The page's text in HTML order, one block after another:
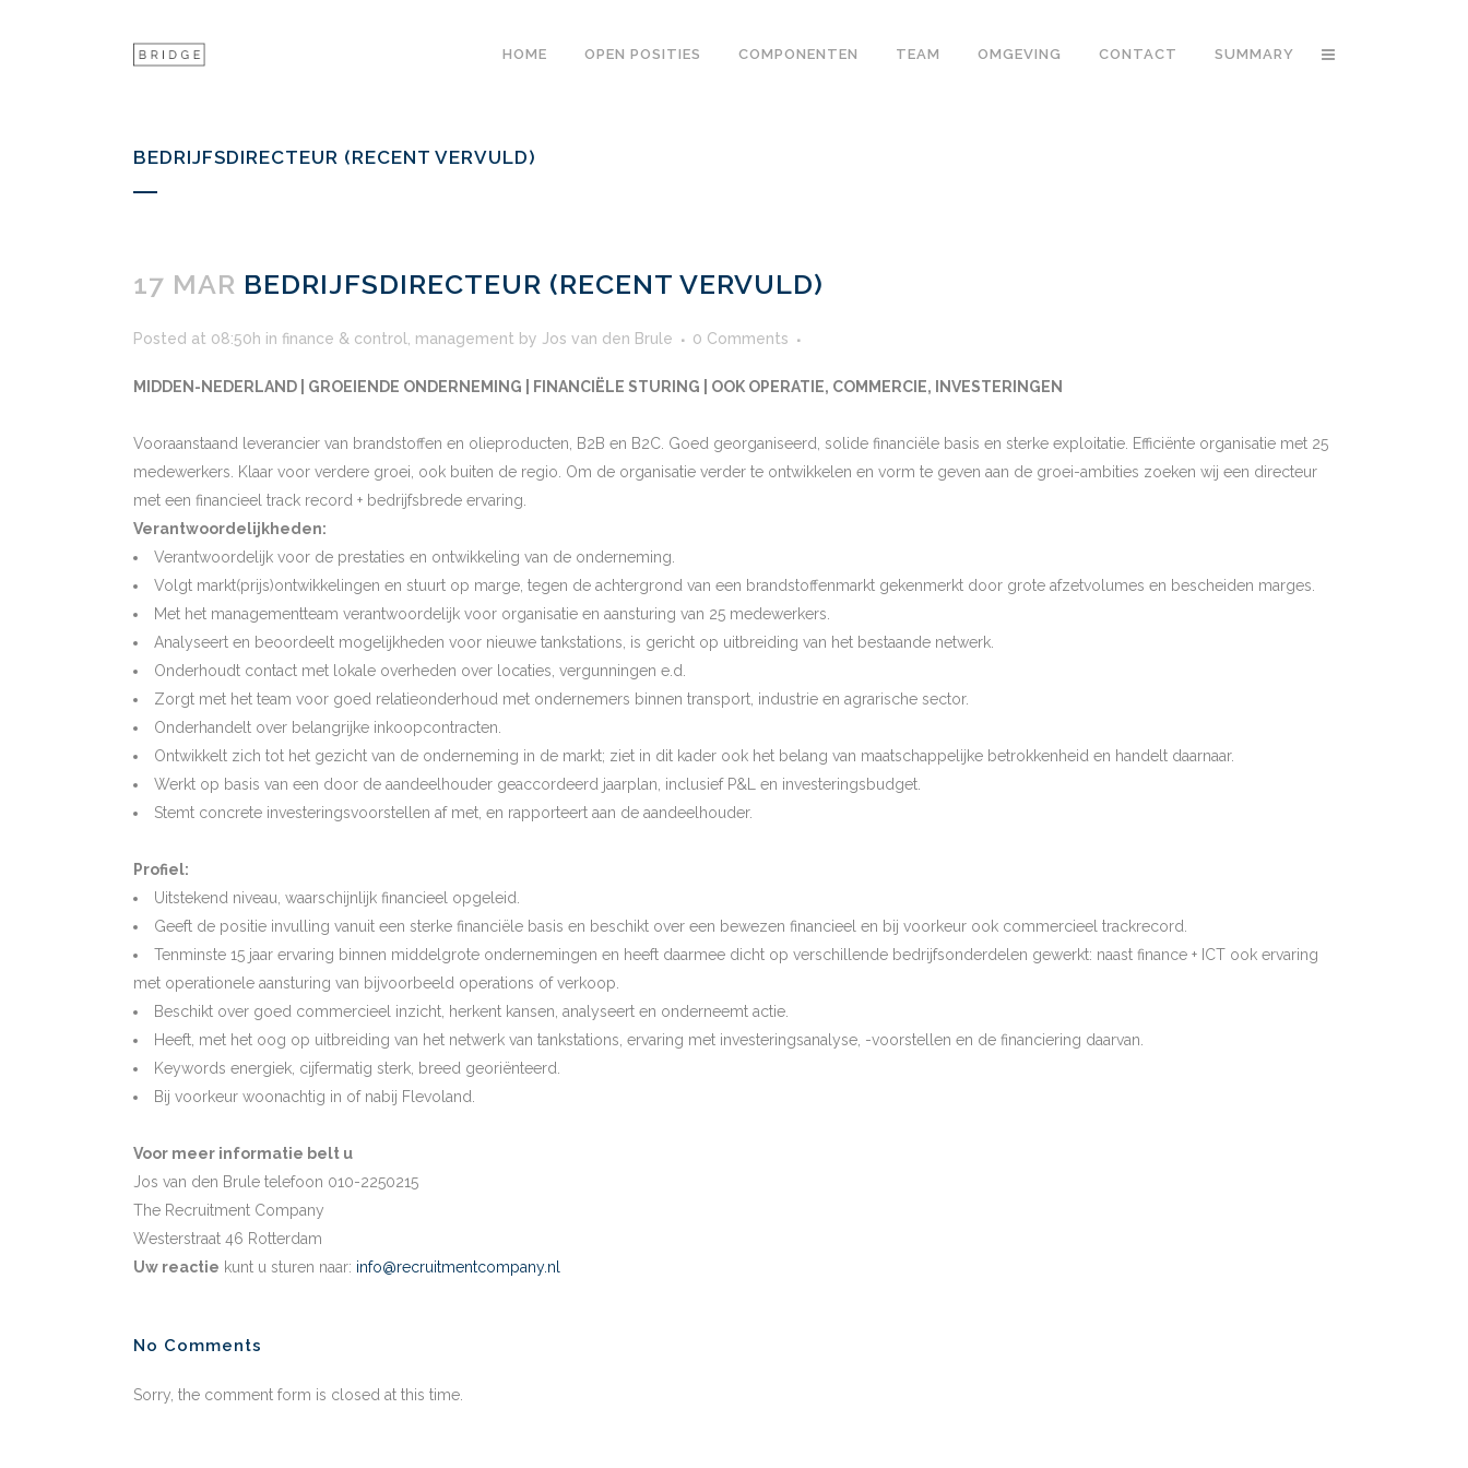
HOME OPEN POSITIES COMPONENTEN TEAM OMGEVING CONTACT SUMMARY
BEDRIJFSDIRECTEUR (RECENT VERVULD)
17 MAR BEDRIJFSDIRECTEUR (RECENT VERVULD)
Posted at 08:50h in finance & control management by Jos van den Brule 0 Comments
MIDDEN-NEDERLAND | GROEIENDE ONDERNEMING | FINANCIËLE STURING | OOK OPERATIE, COMMERCIE, INVESTERINGEN
Vooraanstaand leverancier van brandstoffen en olieproducten, B2B en B2C. Goed georganiseerd, solide financiële basis en sterke exploitatie. Efficiënte organisatie met 25
medewerkers. Klaar voor verdere groei, ook buiten de regio. Om de organisatie verder te ontwikkelen en vorm te geven aan de groei-ambities zoeken wij een directeur
met een financieel track record + bedrijfsbrede ervaring.
Verantwoordelijkheden:
Verantwoordelijk voor de prestaties en ontwikkeling van de onderneming.
Volgt markt(prijs)ontwikkelingen en stuurt op marge, tegen de achtergrond van een brandstoffenmarkt gekenmerkt door grote afzetvolumes en bescheiden marges.
Met het managementteam verantwoordelijk voor organisatie en aansturing van 25 medewerkers.
Analyseert en beoordeelt mogelijkheden voor nieuwe tankstations, is gericht op uitbreiding van het bestaande netwerk.
Onderhoudt contact met lokale overheden over locaties, vergunningen e.d.
Zorgt met het team voor goed relatieonderhoud met ondernemers binnen transport, industrie en agrarische sector.
Onderhandelt over belangrijke inkoopcontracten.
Ontwikkelt zich tot het gezicht van de onderneming in de markt; ziet in dit kader ook het belang van maatschappelijke betrokkenheid en handelt daarnaar.
Werkt op basis van een door de aandeelhouder geaccordeerd jaarplan, inclusief P&L en investeringsbudget.
Stemt concrete investeringsvoorstellen af met, en rapporteert aan de aandeelhouder.
Profiel:
Uitstekend niveau, waarschijnlijk financieel opgeleid.
Geeft de positie invulling vanuit een sterke financiële basis en beschikt over een bewezen financieel en bij voorkeur ook commercieel trackrecord.
Tenminste 15 jaar ervaring binnen middelgrote ondernemingen en heeft daarmee dicht op verschillende bedrijfsonderdelen gewerkt: naast finance + ICT ook ervaring
met operationele aansturing van bijvoorbeeld operations of verkoop.
Beschikt over goed commercieel inzicht, herkent kansen, analyseert en onderneemt actie.
Heeft, met het oog op uitbreiding van het netwerk van tankstations, ervaring met investeringsanalyse, -voorstellen en de financiering daarvan.
Keywords energiek, cijfermatig sterk, breed georiënteerd.
Bij voorkeur woonachtig in of nabij Flevoland.
Voor meer informatie belt u
Jos van den Brule telefoon 010-2250215
The Recruitment Company
Westerstraat 46 Rotterdam
Uw reactie kunt u sturen naar: info@recruitmentcompany.nl
No Comments
Sorry, the comment form is closed at this time.